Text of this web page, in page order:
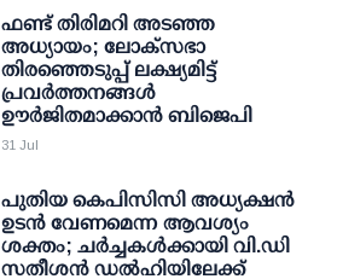
ഫണ്ട് തിരിമറി അടഞ്ഞ
അധ്യായം; ലോക്സഭാ
തിരഞ്ഞെടുപ്പ് ലക്ഷ്യമിട്ട്
പ്രവര്‍ത്തനങ്ങള്‍
ഊര്‍ജിതമാക്കാന്‍ ബിജെപി
31 Jul
പുതിയ കെപിസിസി അധ്യക്ഷന്‍
ഉടന്‍ വേണമെന്ന ആവശ്യം
ശക്തം; ചര്‍ച്ചകള്‍ക്കായി വി.ഡി
സതീശന്‍ ഡല്‍ഹിയിലേക്ക്